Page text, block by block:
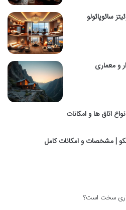
سائوپائولو
و معماری
اتاق ها و امکانات
| مشخصات و امکانات کامل
سخت است؟